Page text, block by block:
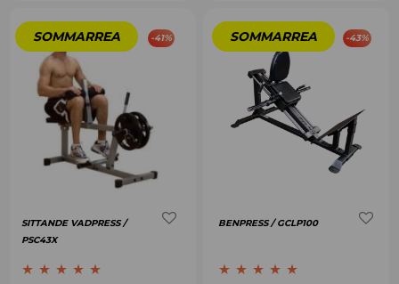
-41%
SITTANDE VADPRESS /
PSC43X
-43%
BENPRESS / GCLP100